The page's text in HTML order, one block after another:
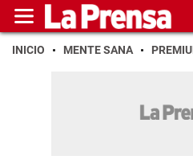
INICIO MENTE SANA